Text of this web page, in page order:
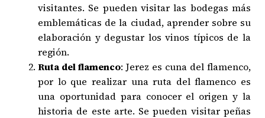
visitantes. Se pueden visitar las bodegas más
emblemáticas de la ciudad, aprender sobre su
elaboración y degustar los vinos típicos de la
región.
Ruta del flamenco: Jerez es cuna del flamenco,
por lo que realizar una ruta del flamenco es
una oportunidad para conocer el origen y la
historia de este arte. Se pueden visitar peñas